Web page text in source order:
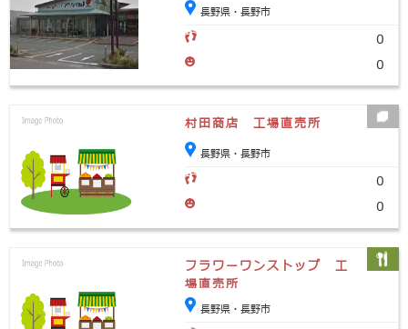
長野県・長野市
0
0
村田商店 工場直売所
長野県・長野市
0
0
フラワーワンストップ 工
場直売所
長野県・長野市